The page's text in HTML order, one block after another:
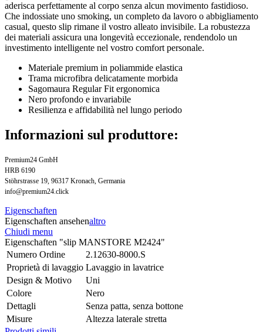
aderisca perfettamente al corpo senza alcun movimento fastidioso.
Che indossiate uno smoking, un completo da lavoro o abbigliamento
casual, questo slip rimane il vostro alleato invisibile. La robustezza
dei materiali assicura una longevità eccezionale, rendendolo un
investimento intelligente nel vostro comfort personale.
Materiale premium in poliammide elastica
Trama microfibra delicatamente morbida
Sagomaura Regular Fit ergonomica
Nero profondo e invariabile
Resilienza e affidabilità nel lungo periodo
Informazioni sul produttore:
Premium24 GmbH
HRB 6190
Stöhrstrasse 19, 96317 Kronach, Germania
info@premium24.click
Eigenschaften
Eigenschaften ansehenaltro
Chiudi menu
Eigenschaften "slip MANSTORE M2424"
Numero Ordine
2.12630-8000.S
Proprietà di lavaggio Lavaggio in lavatrice
Design & Motivo
Uni
Colore
Nero
Dettagli
Senza patta, senza bottone
Misure
Altezza laterale stretta